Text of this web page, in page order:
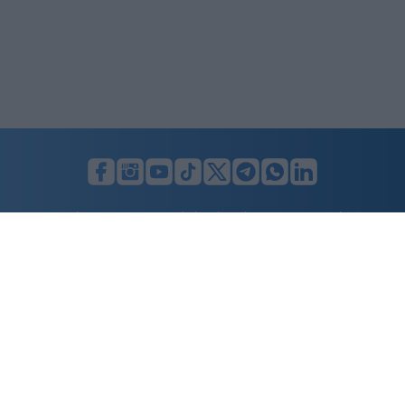
LUNIFIN S.r.l. a socio unico. Sede legale Milano, Largo F. Richini, 2/A,